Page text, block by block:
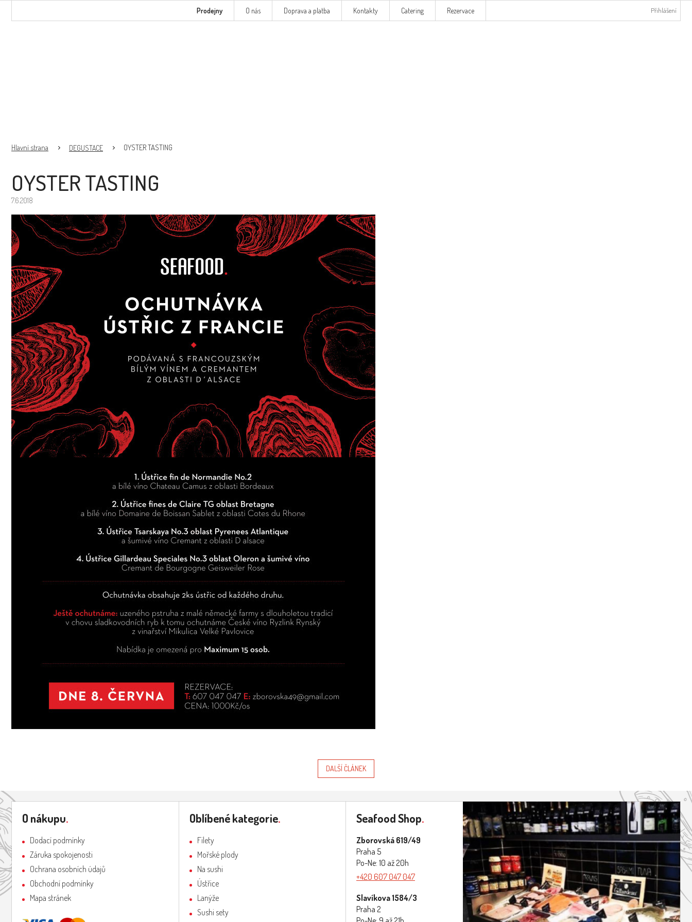
Prodejny O nás Doprava a platba Kontakty Catering Rezervace Přihlášení
DEGUSTACE OYSTER TASTING
OYSTER TASTING
7.6.2018
DALŠÍ ČLÁNEK
Z
á
p
a
t
í
O nákupu.
Dodací podmínky
Záruka spokojenosti
Ochrana osobních údajů
Obchodní podmínky
Mapa stránek
Oblíbené kategorie.
Filety
Mořské plody
Na sushi
Ústřice
Lanýže
Sushi sety
Seafood Shop.
Zborovská 619/49
Praha 5
Po-Ne: 10 až 20h
+420 607 047 047
Slavíkova 1584/3
Praha 2